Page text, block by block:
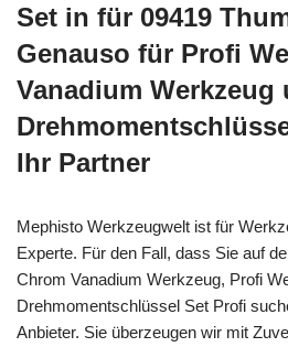
Set in für 09419
Genauso für Profi
Vanadium Werkzeug
Ihr Partner
Mephisto Werkzeugwelt ist für
Experte. Für den Fall, dass Sie auf
Chrom Vanadium Werkzeug, Profi
Drehmomentschlüssel Set Profi
Anbieter. Sie überzeugen wir mit